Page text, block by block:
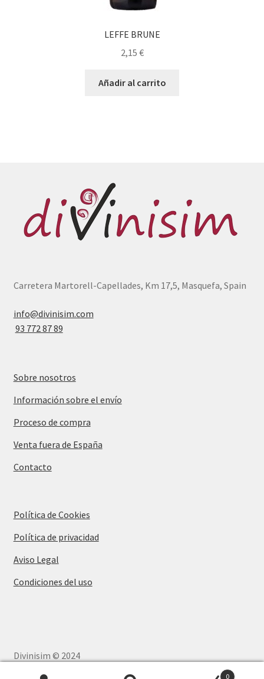
LEFFE BRUNE
2,15 €
Añadir al carrito
Carretera Martorell-Capellades, Km 17,5, Masquefa, Spain
info@divinisim.com
93 772 87 89
Sobre nosotros
Información sobre el envío
Proceso de compra
Venta fuera de España
Contacto
Política de Cookies
Política de privacidad
Aviso Legal
Condiciones del uso
Divinisim © 2024
0